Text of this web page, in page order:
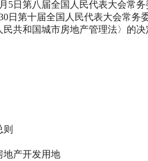
月5日第八届全国人民代表大会
日第十届全国人民代表大会常务
民共和国城市房地产管理法〉的
产开发用地